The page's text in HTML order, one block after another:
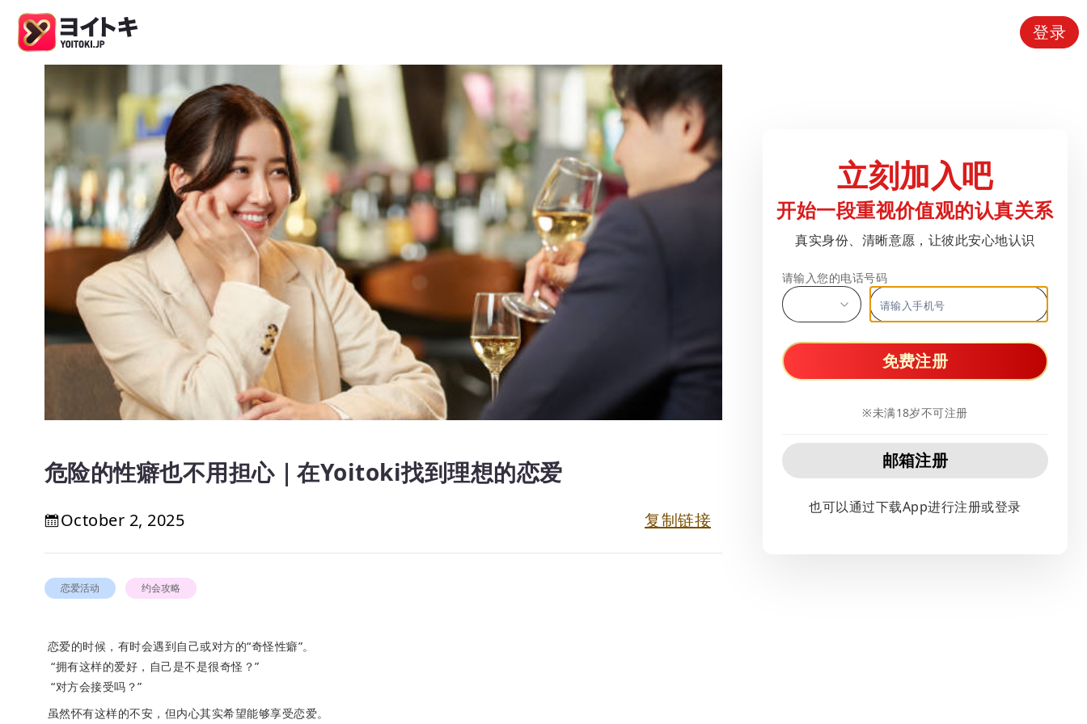
登录
危险的性癖也不用担心｜在Yoitoki找到理想的恋爱
October 2, 2025 复制链接
恋爱活动 约会攻略
恋爱的时候，有时会遇到自己或对方的“奇怪性癖”。
“拥有这样的爱好，自己是不是很奇怪？”
“对方会接受吗？”
虽然怀有这样的不安，但内心其实希望能够享受恋爱。
立刻加入吧
开始一段重视价值观的认真关系
真实身份、清晰意愿，让彼此安心地认识
请输入您的电话号码
免费注册
※未满18岁不可注册
邮箱注册
也可以通过下载App进行注册或登录